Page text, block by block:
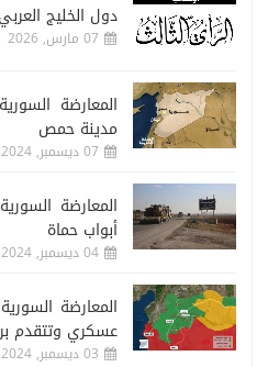
دول الخليج
07 مارس, 2026
المعارضة
مدينة حمص
07 ديسمبر, 2024
المعارضة
أبواب حماة
04 ديسمبر, 2024
المعارضة
عسكري وتتقدم
03 ديسمبر, 2024